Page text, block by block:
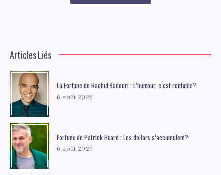
Articles Liés
La Fortune de Rachid Badouri : L’humour, c’est rentable?
6 août 2026
Fortune de Patrick Huard : Les dollars s’accumulent?
6 août 2026